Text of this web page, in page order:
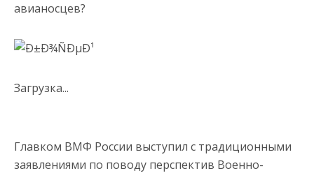
авианосцев?
Загрузка...
Главком ВМФ России выступил с традиционными
заявлениями по поводу перспектив Военно-